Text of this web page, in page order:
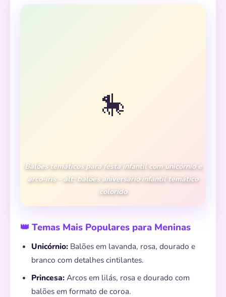
🎠
Balões temáticos para festa infantil com unicórnio e
arco-íris – alt: balões aniversário infantil temático
colorido
👑 Temas Mais Populares para Meninas
Unicórnio: Balões em lavanda, rosa, dourado e
branco com detalhes cintilantes.
Princesa:Arcos em lilás, rosa e dourado com
balões em formato de coroa.